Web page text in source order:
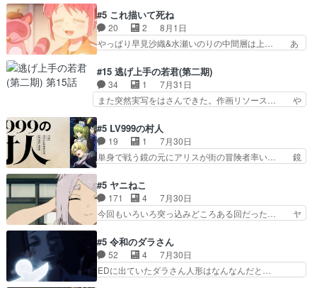
子舞勝負。鬼夜叉は猫の動き… 登場人物の我が強
い。新しい獅子舞に拘って… 第５話を
primevideoで視聴しまし…
も1日お疲れ様でした～───昨晩～今… 幼女に拾
われたお市ちゃんの恩返し。化け猫… 役にて出演
させていただきました。ジョアン… トイ・ストー
リーみたいな始まり。流石に除… 猫相手になんで
し良い話化け猫は油が好物… 今回はあかやし1体
のみで15分。金持ちの… 今更だけど霊が性行為
で祓えることは何とな…
#5 これ描いて死ね
20 2
8月1日
やっぱり早見沙織&水瀬いのりの中間層は上… あ
人物が増えてわいわいしたところが好き… 初コミ
ティアで２０冊刷りは妥当だよね。俺… 藤森さん
のママ向けの漫画で、また涙腺が⋯… 〜漫画に
「想い」をこめよう｣娘に漫画であ… 何回この作
てコミティアっていいなあ。同… コミティア参加
のしおりを徹夜で作る先生(… お母さん、娘にあ
んな漫画描かれたら泣いち…
#15 逃げ上手の若君(第二期)
34 1
7月31日
また突然実写をはさんできた。作画リソース… や
歳まで童貞だと魔法使いになれるという… こっち
の諏訪の三大将もまたクセが強いw色… 頼重が完
全にブレーンだよね毎回敵キャラが… 弧次郎「欲
を我慢して強くなれるなら大飯食… 変化球な演出
ていただきました！最終的に… この高らかなDT
宣言、合田一人に通じるも… この作品は近年稀に
見るおっさんキャラの充…
#5 LV999の村人
19 1
7月30日
単身で戦う鏡の元にアリスが街の冒険者率い… 鏡
なががんばってくれたアリスの父ちゃん… 成長限
界が999である村人と定めた上位存… 大規模バト
ルシーンなのに会話してばっかり… やっぱり勇者
より強かったか笑統率力LV9… 普通の人間の親子
組みか‥Lv200帯の… そのために役割を超越する
者の出現させるた… アリスのお陰で他の勇者達も
共闘してくれ魔…
#5 ヤニねこ
171 4
7月30日
今回もいろいろ突っ込みどころある回だった… ヤ
ちゃんの恋愛話をしたり、タバコを生産… ここう
っすら思ったことズバリ言ってくれて… おかし
い、さわやかだ 世話好きの陰に支配… ヤクねこ
のクワガタ取りの話見て切なくなっ… 普段は選別
#5 令和のダラさん
52 4
7月30日
EDに出ていたダラさん人形はなんなんだと…